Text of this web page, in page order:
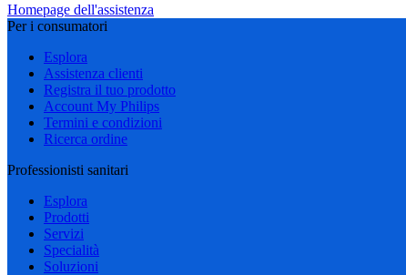
Homepage dell'assistenza
Per i consumatori
Esplora
Assistenza clienti
Registra il tuo prodotto
Account My Philips
Termini e condizioni
Ricerca ordine
Professionisti sanitari
Esplora
Prodotti
Servizi
Specialità
Soluzioni